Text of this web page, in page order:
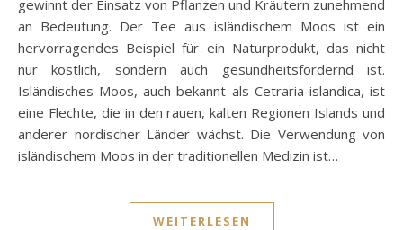
gewinnt der Einsatz von Pflanzen und Kräutern zunehmend
an Bedeutung. Der Tee aus isländischem Moos ist ein
hervorragendes Beispiel für ein Naturprodukt, das nicht
nur köstlich, sondern auch gesundheitsfördernd ist.
Isländisches Moos, auch bekannt als Cetraria islandica, ist
eine Flechte, die in den rauen, kalten Regionen Islands und
anderer nordischer Länder wächst. Die Verwendung von
isländischem Moos in der traditionellen Medizin ist…
WEITERLESEN